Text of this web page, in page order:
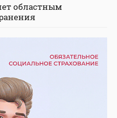
областным